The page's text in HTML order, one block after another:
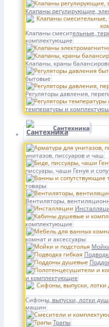
Клапаны регулирующие,
Клапаны смесительные,
комплектующие
Клапаны, краны
бытовые
Регуляторы давления,
температуры и
Сантехника
унитазов, писсуаров и чаш
писсуары, чаши Генуя и
товары
Вентиляторы,
комплектующие
комнат и аксессуары
и комплектующие
Сифоны, выпуски, лотки
машин
Трапы